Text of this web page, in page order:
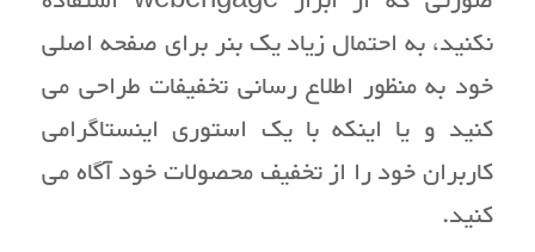
نکنید، به احتمال زیاد یک بنر برای صفحه اصلی
خود به منظور اطلاع رسانی تخفیفات طراحی می
کنید و یا اینکه با یک استوری اینستاگرامی
کاربران خود را از تخفیف محصولات خود آگاه می
کنید.